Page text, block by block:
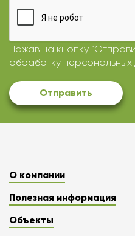
Нажав на кнопку
обработку персональных
Отправить
О компании
Полезная информация
Объекты